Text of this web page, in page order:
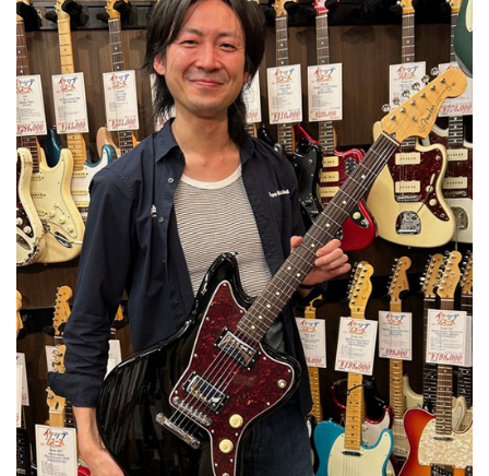
エレキギター アコギ/エレアコ
ベース ウクレレ
ドラム パーカッション
キーボード 電子ピアノ
管楽器 その他楽器
アンプ エフェクター